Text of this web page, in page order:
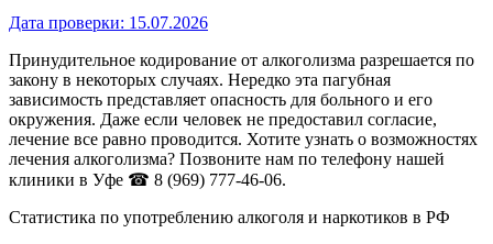
Дата проверки: 15.07.2026
Принудительное кодирование от алкоголизма разрешается по
закону в некоторых случаях. Нередко эта пагубная
зависимость представляет опасность для больного и его
окружения. Даже если человек не предоставил согласие,
лечение все равно проводится. Хотите узнать о возможностях
лечения алкоголизма? Позвоните нам по телефону нашей
клиники в Уфе ☎ 8 (969) 777-46-06.
Статистика по употреблению алкоголя и наркотиков в РФ